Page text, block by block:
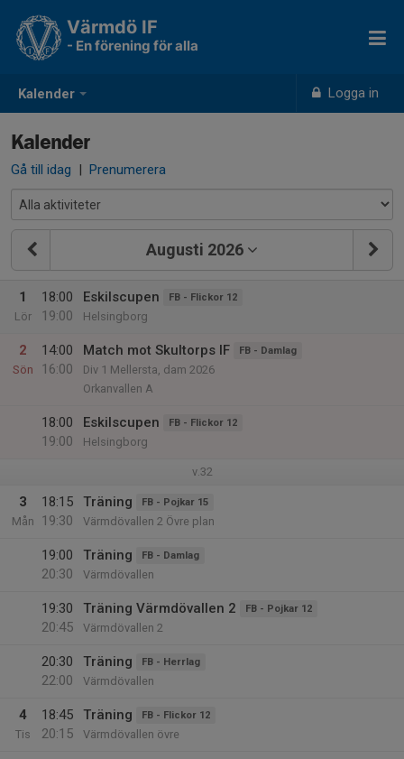
Kalender Logga in
Värmdö IF
- En förening för alla
Kalender
Gå till idag | Prenumerera
Augusti 2026
1
Lör
18:00
19:00
Eskilscupen FB - Flickor 12
Helsingborg
2
Sön
14:00
16:00
Match mot Skultorps IF FB - Damlag
Div 1 Mellersta, dam 2026
Orkanvallen A
18:00
19:00
Eskilscupen FB - Flickor 12
Helsingborg
v.32
3
Mån
18:15
19:30
Träning FB - Pojkar 15
Värmdövallen 2 Övre plan
19:00
20:30
Träning FB - Damlag
Värmdövallen
19:30
20:45
Träning Värmdövallen 2 FB - Pojkar 12
Värmdövallen 2
20:30
22:00
Träning FB - Herrlag
Värmdövallen
4
Tis
18:45
20:15
Träning FB - Flickor 12
Värmdövallen övre